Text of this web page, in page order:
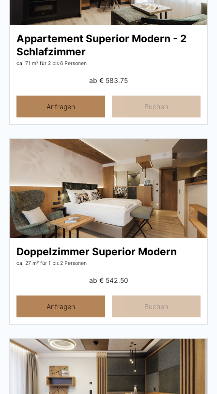
Appartement Superior Modern - 2
Schlafzimmer
ca. 71 m² für 2 bis 6 Personen
ab € 583.75
Anfragen Buchen
Doppelzimmer Superior Modern
ca. 27 m² für 1 bis 2 Personen
ab € 542.50
Anfragen Buchen